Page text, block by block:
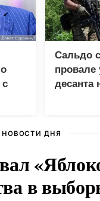
с
Сальдо
провале
десанта
НОВОСТИ ДНЯ
в